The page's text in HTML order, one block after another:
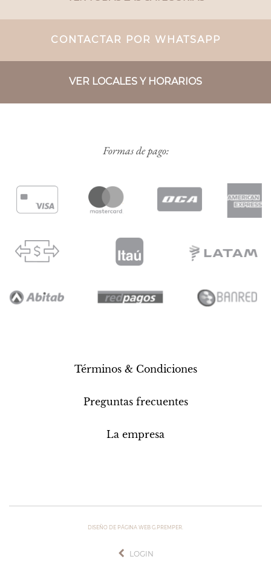
CONTACTAR POR WHATSAPP
VER LOCALES Y HORARIOS
Formas de pago:
Términos & Condiciones
Preguntas frecuentes
La empresa
DISEÑO DE PÁGINA WEB G.PREMPER.
LOGIN